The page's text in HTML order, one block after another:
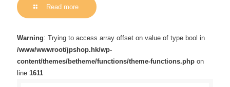
Read more
Warning: Trying to access array offset on value of type bool in
/www/wwwroot/jpshop.hk/wp-
content/themes/betheme/functions/theme-functions.php on
line 1611